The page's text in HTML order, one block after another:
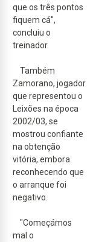
que os três pontos
fiquem cá",
concluiu o
treinador.
Também
Zamorano, jogador
que representou o
Leixões na época
2002/03, se
mostrou confiante
na obtenção
vitória, embora
reconhecendo que
o arranque foi
negativo.
"Começámos
mal o